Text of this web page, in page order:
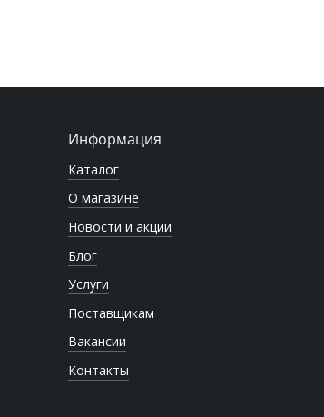
Информация
Каталог
О магазине
Новости и акции
Блог
Услуги
Поставщикам
Вакансии
Контакты